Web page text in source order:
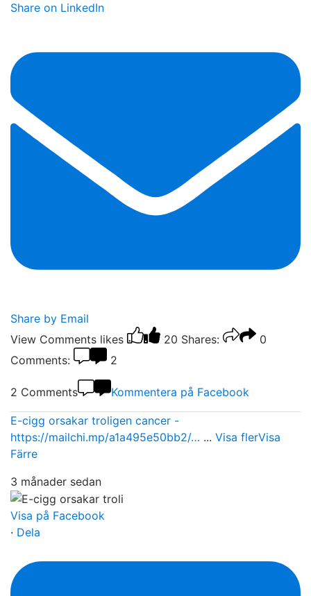
Share on LinkedIn
Share by Email
View Comments likes 20 Shares:
0
Comments:
2
2 Comments Kommentera på Facebook
E-cigg orsakar troligen cancer -
https://mailchi.mp/a1a495e50bb2/… ... Visa flerVisa
Färre
3 månader sedan
Visa på Facebook
· Dela